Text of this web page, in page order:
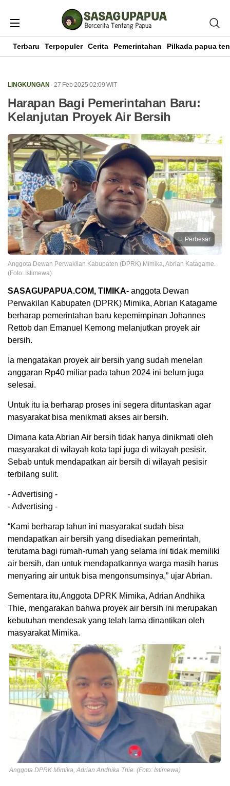
Terbaru Terpopuler Cerita Pemerintahan Pilkada papua
LINGKUNGAN · 27 Feb 2025 02:09 WIT
Harapan Bagi Pemerintahan Baru:
Kelanjutan Proyek Air Bersih
Perbesar
Anggota Dewan Perwakilan Kabupaten (DPRK) Mimika, Abrian Katagame.
(Foto: Istimewa)
SASAGUPAPUA.COM, TIMIKA- anggota Dewan
Perwakilan Kabupaten (DPRK) Mimika, Abrian Katagame
berharap pemerintahan baru kepemimpinan Johannes
Rettob dan Emanuel Kemong melanjutkan proyek air
bersih.
Ia mengatakan proyek air bersih yang sudah menelan
anggaran Rp40 miliar pada tahun 2024 ini belum juga
selesai.
Untuk itu ia berharap proses ini segera dituntaskan agar
masyarakat bisa menikmati akses air bersih.
Dimana kata Abrian Air bersih tidak hanya dinikmati oleh
masyarakat di wilayah kota tapi juga di wilayah pesisir.
Sebab untuk mendapatkan air bersih di wilayah pesisir
terbilang sulit.
- Advertising -
- Advertising -
“Kami berharap tahun ini masyarakat sudah bisa
mendapatkan air bersih yang disediakan pemerintah,
terutama bagi rumah-rumah yang selama ini tidak memiliki
air bersih, dan untuk mendapatkannya warga masih harus
menyaring air untuk bisa mengonsumsinya,” ujar Abrian.
Sementara itu,Anggota DPRK Mimika, Adrian Andhika
Thie, mengarakan bahwa proyek air bersih ini merupakan
kebutuhan mendesak yang telah lama dinantikan oleh
masyarakat Mimika.
Anggota DPRK Mimika, Adrian Andhika Thie. (Foto: Istimewa)